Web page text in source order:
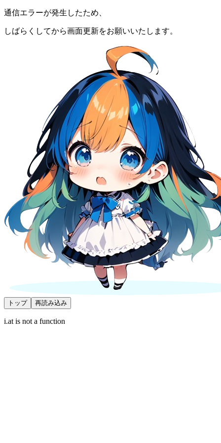
通信エラーが発生したため、
しばらくしてから画面更新をお願いいたします。
トップ 再読み込み
i.at is not a function